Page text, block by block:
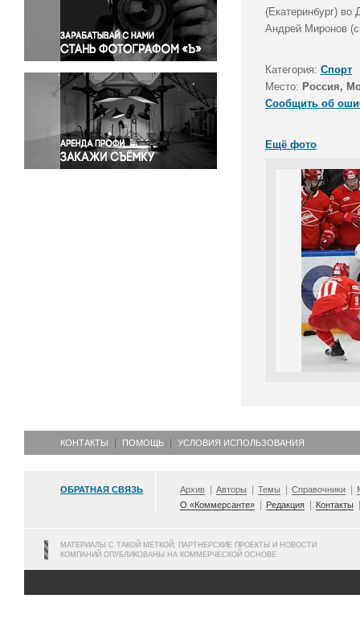
Правосудие
Происшествия и конфликты
Религия
Светская жизнь
Спорт
Экология
Экономика и бизнес
(Екатеринбург)
Андрей Миронов
Категория: Спорт
Место: Россия,
Сообщить об
Ещё фото
КОНТАКТЫ ПОМОЩЬ УСЛОВИЯ ИСПОЛЬЗОВАНИЯ
ОБРАТНАЯ СВЯЗЬ Архив Авторы Темы Справочники
О «Коммерсанте»
Редакция Контакты
МАТЕРИАЛЫ С ТАКОЙ МЕТКОЙ, ПАРТНЕРСКИЕ ПРОЕКТЫ И НОВОСТИ
КОМПАНИЙ ОПУБЛИКОВАНЫ НА КОММЕРЧЕСКОЙ ОСНОВЕ